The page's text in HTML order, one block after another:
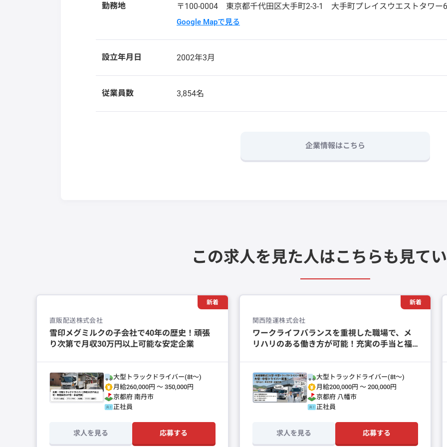
勤務地 〒100-0004 東京都千代田区大手町2-3-1 大手町プレイスウエストタワー
Google Mapで見る
設立年月日 2002年3月
従業員数 3,854名
企業情報はこちら
この求人を見た人はこちらも見て
新着
直販配送株式会社
雪印メグミルクの子会社で40年の歴史！頑張
り次第で月収30万円以上可能な安定企業
大型トラックドライバー(8t～)
月給260,000円 〜 350,000円
京都府 南丹市
正社員
求人を見る 応募する
新着
関西陸運株式会社
ワークライフバランスを重視した職場で、メ
リハリのある働き方が可能！充実の手当と福
大型トラックドライバー(8t～)
月給200,000円 〜 200,000円
京都府 八幡市
正社員
求人を見る 応募する